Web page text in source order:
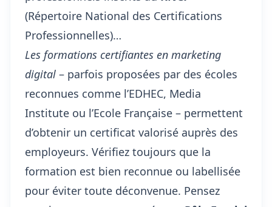
(Répertoire National des Certifications
Professionnelles)…
Les formations certifiantes en marketing
digital – parfois proposées par des écoles
reconnues comme l’EDHEC, Media
Institute ou l’Ecole Française – permettent
d’obtenir un certificat valorisé auprès des
employeurs. Vérifiez toujours que la
formation est bien reconnue ou labellisée
pour éviter toute déconvenue. Pensez